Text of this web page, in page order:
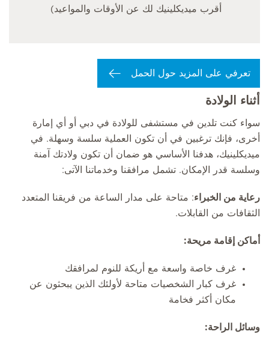
أقرب ميديكلينيك لك عن الأوقات والمواعيد)
تعرفي على المزيد حول الحمل
أثناء الولادة
سواء كنت تلدين في مستشفى للولادة في دبي أو أي إمارة
أخرى، فإنك ترغبين في أن تكون العملية سلسة وسهلة. في
ميديكلينيك، هدفنا الأساسي هو ضمان أن تكون ولادتك آمنة
وسلسة قدر الإمكان. تشمل مرافقنا وخدماتنا الآتى:
رعاية من الخبراء: متاحة على مدار الساعة من فريقنا المتعدد
الثقافات من القابلات.
أماكن إقامة مريحة:
غرف خاصة واسعة مع أريكة للنوم لمرافقك
غرف كبار الشخصيات متاحة لأولئك الذين يبحثون عن
مكان أكثر فخامة
وسائل الراحة: